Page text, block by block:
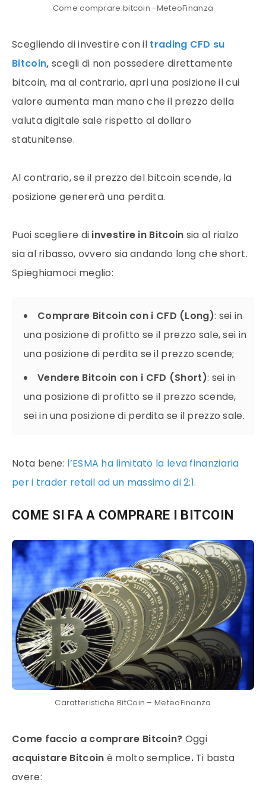
Come comprare bitcoin -MeteoFinanza
Scegliendo di investire con il trading CFD su
Bitcoin, scegli di non possedere direttamente
bitcoin, ma al contrario, apri una posizione il cui
valore aumenta man mano che il prezzo della
valuta digitale sale rispetto al dollaro
statunitense.
Al contrario, se il prezzo del bitcoin scende, la
posizione genererà una perdita.
Puoi scegliere di investire in Bitcoin sia al rialzo
sia al ribasso, ovvero sia andando long che short.
Spieghiamoci meglio:
Comprare Bitcoin con i CFD (Long): sei in
una posizione di profitto se il prezzo sale, sei in
una posizione di perdita se il prezzo scende;
Vendere Bitcoin con i CFD (Short): sei in
una posizione di profitto se il prezzo scende,
sei in una posizione di perdita se il prezzo sale.
Nota bene: l’ESMA ha limitato la leva finanziaria
per i trader retail ad un massimo di 2:1.
COME SI FA A COMPRARE I BITCOIN
Caratteristiche BitCoin – MeteoFinanza
Come faccio a comprare Bitcoin? Oggi
acquistare Bitcoin è molto semplice.Ti basta
avere: